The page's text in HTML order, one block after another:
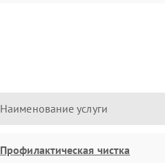
Наименование услуги
Профилактическая чистка